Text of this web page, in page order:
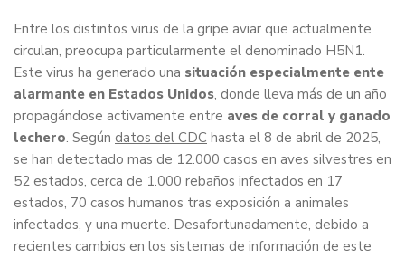
Entre los distintos virus de la gripe aviar que actualmente
circulan, preocupa particularmente el denominado H5N1.
Este virus ha generado una situación especialmente ente
alarmante en Estados Unidos, donde lleva más de un año
propagándose activamente entre aves de corral y ganado
lechero. Según datos del CDC hasta el 8 de abril de 2025,
se han detectado mas de 12.000 casos en aves silvestres en
52 estados, cerca de 1.000 rebaños infectados en 17
estados, 70 casos humanos tras exposición a animales
infectados, y una muerte. Desafortunadamente, debido a
recientes cambios en los sistemas de información de este